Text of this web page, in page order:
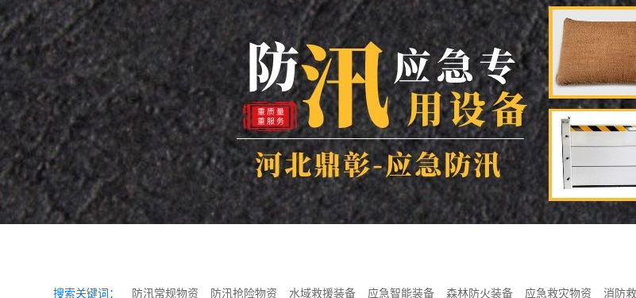
搜索关键词： 防汛常规物资 防汛抢险物资 水域救援装备 应急智能装备 森林防火装备 应急救灾物资 消防